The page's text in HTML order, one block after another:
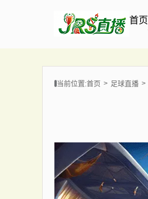
首页
当前位置:首页 足球直播